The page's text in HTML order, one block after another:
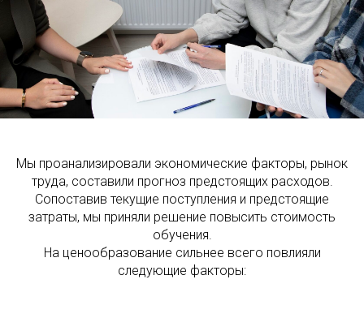
Мы проанализировали экономические факторы, рынок
труда, составили прогноз предстоящих расходов.
Сопоставив текущие поступления и предстоящие
затраты, мы приняли решение повысить стоимость
обучения.
На ценообразование сильнее всего повлияли
следующие факторы: